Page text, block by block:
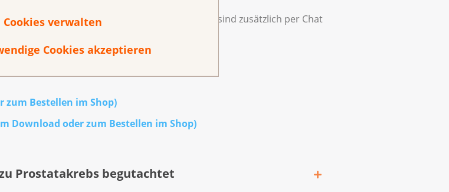
Cookies verwalten
Cookies akzeptieren
sprechen: 0800 11 88 11. Die Beratenden sind zusätzlich per Chat
zum Bestellen im Shop)
Download oder zum Bestellen im Shop)
Prostatakrebs begutachtet